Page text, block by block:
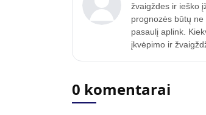
žvaigždes ir ieško
prognozės būtų
pasaulį aplink.
įkvėpimo ir
0 komentarai